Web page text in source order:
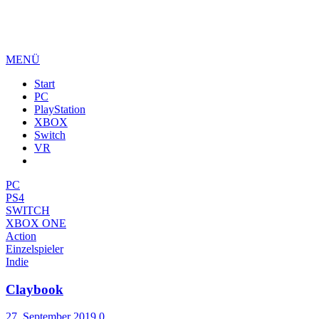
MENÜ
Start
PC
PlayStation
XBOX
Switch
VR
PC
PS4
SWITCH
XBOX ONE
Action
Einzelspieler
Indie
Claybook